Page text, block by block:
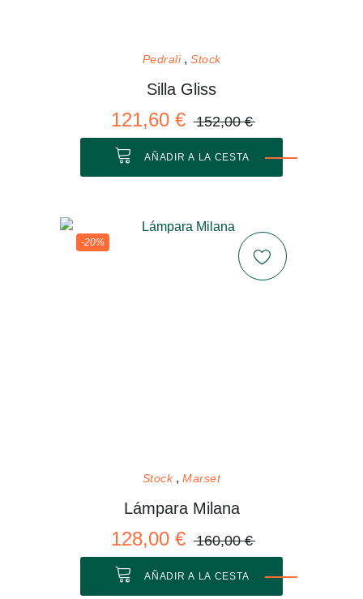
Pedrali Stock
Silla Gliss
121,60 € 152,00 €
AÑADIR A LA CESTA
-20%
Stock Marset
Lámpara Milana
128,00 € 160,00 €
AÑADIR A LA CESTA